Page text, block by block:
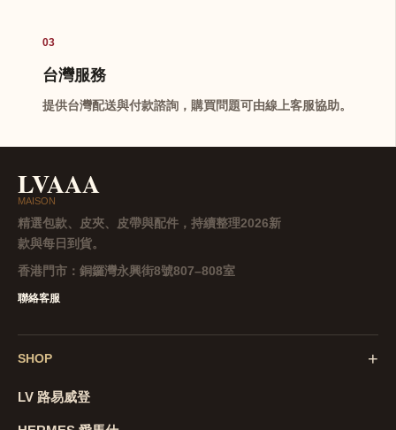
03
台灣服務
提供台灣配送與付款諮詢，購買問題可由線上客服協助。
LVAAA
MAISON
精選包款、皮夾、皮帶與配件，持續整理2026新
款與每日到貨。
香港門市： 銅鑼灣永興街8號807–808室
聯絡客服
SHOP +
LV 路易威登